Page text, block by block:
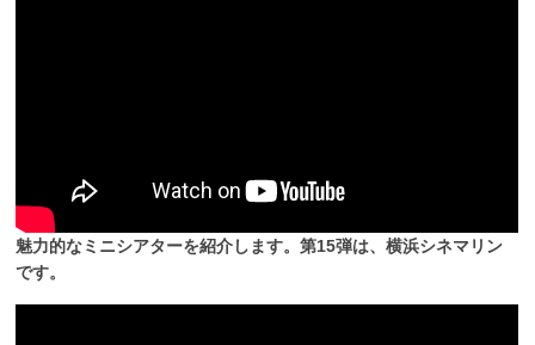
魅力的なミニシアターを紹介します。第15弾は、横浜シネマリン
です。